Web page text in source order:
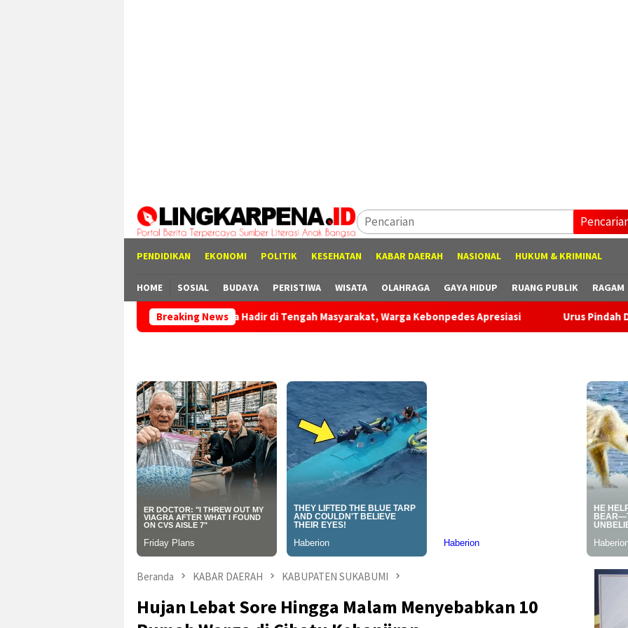
PENDIDIKAN EKONOMI POLITIK KESEHATAN KABAR DAERAH NASIONAL HUKUM & KRIMINAL
HOME SOSIAL BUDAYA PERISTIWA WISATA OLAHRAGA GAYA HIDUP RUANG PUBLIK RAGAM
Breaking News
Layanan Adminduk Jemput Bola Hadir di Tengah Masyarakat, Warga Kebonpedes Apresiasi Urus Pindah Domisili di
Beranda KABAR DAERAH KABUPATEN SUKABUMI
Hujan Lebat Sore Hingga Malam Menyebabkan 10